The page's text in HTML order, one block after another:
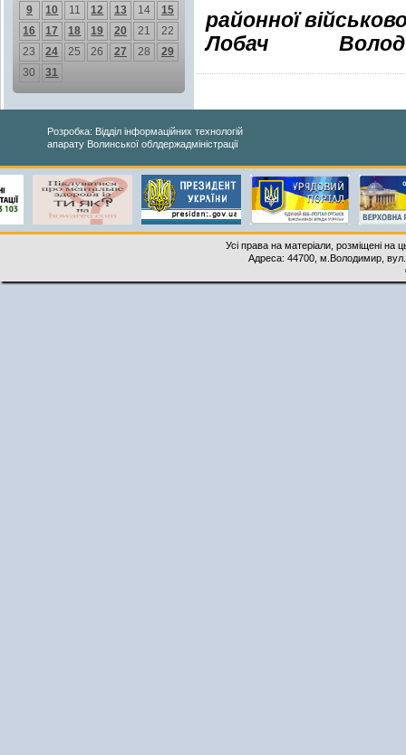
9
10 11 12 13 14
15
16
17 18 19 20 21
22
23
24 25 26 27 28
29
30
31
районної
Лобач
Розробка: Відділ інформаційних технологій
апарату Волинської облдержадміністрації
Усі права на матеріали, розміщені на
Адреса: 44700, м.Володимир,